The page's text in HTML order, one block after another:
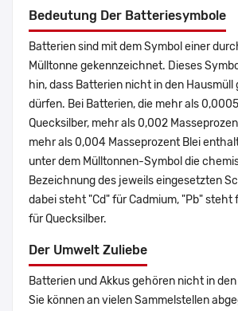
Bedeutung Der Batteriesymbole
Batterien sind mit dem Symbol einer
Mülltonne gekennzeichnet. Dieses
hin, dass Batterien nicht in den
dürfen. Bei Batterien, die mehr als
Quecksilber, mehr als 0,002
mehr als 0,004 Masseprozent Blei
unter dem Mülltonnen-Symbol die
Bezeichnung des jeweils eingesetzten
dabei steht "Cd" für Cadmium, "Pb" steht
für Quecksilber.
Der Umwelt Zuliebe
Batterien und Akkus gehören nicht in
Sie können an vielen Sammelstellen